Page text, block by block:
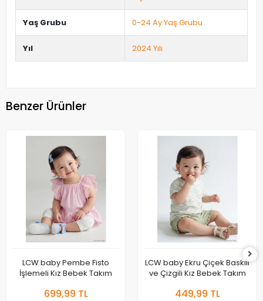
Yaş Grubu 0-24 Ay Yaş Grubu
Yıl 2024 Yılı
Benzer Ürünler
LCW baby Pembe Fisto
İşlemeli Kız Bebek Takım
699,99 TL
LCW baby Ekru Çiçek Baskılı
ve Çizgili Kız Bebek Takım
449,99 TL